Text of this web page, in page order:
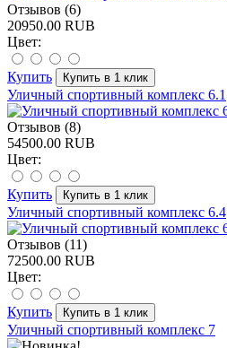
Отзывов (6)
20950.00 RUB
Цвет:
Купить
Уличный спортивный комплекс 6.1
Отзывов (8)
54500.00 RUB
Цвет:
Купить
Уличный спортивный комплекс 6.4
Отзывов (11)
72500.00 RUB
Цвет:
Купить
Уличный спортивный комплекс 7